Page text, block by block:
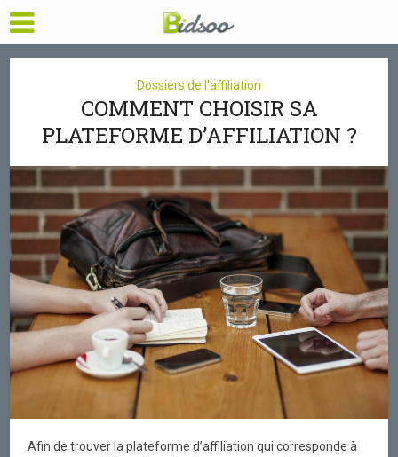
Dossiers de l'affiliation
COMMENT CHOISIR SA
PLATEFORME D’AFFILIATION ?
Afin de trouver la plateforme d’affiliation qui corresponde à